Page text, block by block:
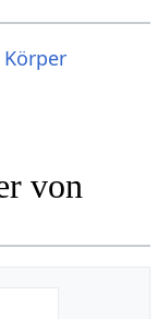
Körper
von